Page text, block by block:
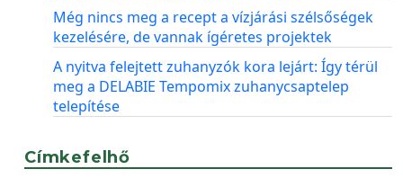
Még nincs meg a recept a vízjárási szélsőségek
kezelésére, de vannak ígéretes projektek
A nyitva felejtett zuhanyzók kora lejárt: Így térül
meg a DELABIE Tempomix zuhanycsaptelep
telepítése
Címkefelhő